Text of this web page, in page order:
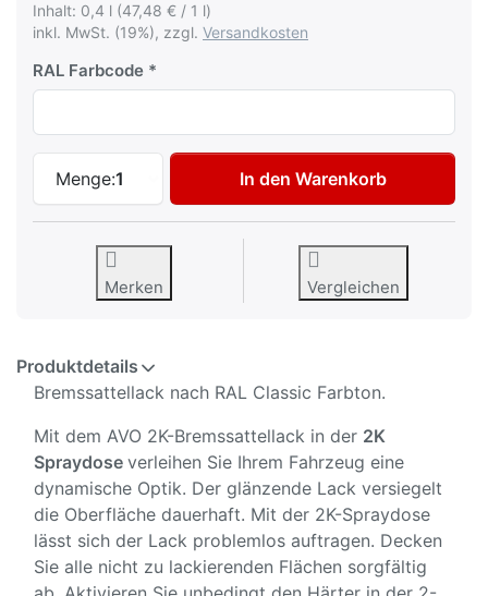
Inhalt: 0,4 l (47,48 € / 1 l)
inkl. MwSt. (19%), zzgl. Versandkosten
RAL Farbcode
Menge:1
AVO Bremssattel Lackspray 2K
In den Warenkorb
Merken Vergleichen
Produktdetails
Bremssattellack nach RAL Classic Farbton.
Mit dem AVO 2K-Bremssattellack in der 2K
Spraydose verleihen Sie Ihrem Fahrzeug eine
dynamische Optik. Der glänzende Lack versiegelt
die Oberfläche dauerhaft. Mit der 2K-Spraydose
lässt sich der Lack problemlos auftragen. Decken
Sie alle nicht zu lackierenden Flächen sorgfältig